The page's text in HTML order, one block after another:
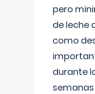
pero
de leche
como
durante